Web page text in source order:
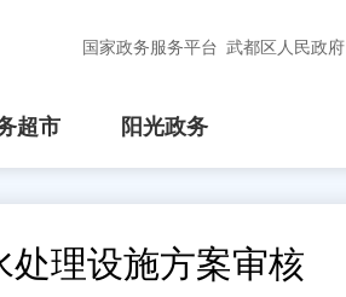
国家政务服务平台 武都区人民政府
超市 阳光政务
处理设施方案审核